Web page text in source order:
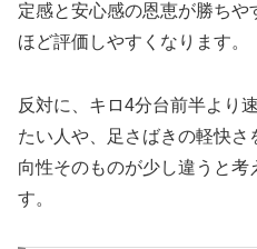
定感と安心感の恩恵が勝ちや
ほど評価しやすくなります。
反対に、キロ4分台前半より
たい人や、足さばきの軽快
向性そのものが少し違うと考
す。